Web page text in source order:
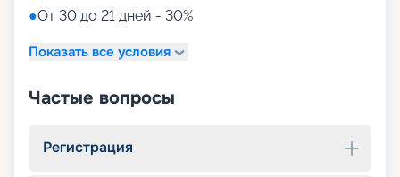
●От 30 до 21 дней - 30%
Показать все условия
Частые вопросы
Регистрация